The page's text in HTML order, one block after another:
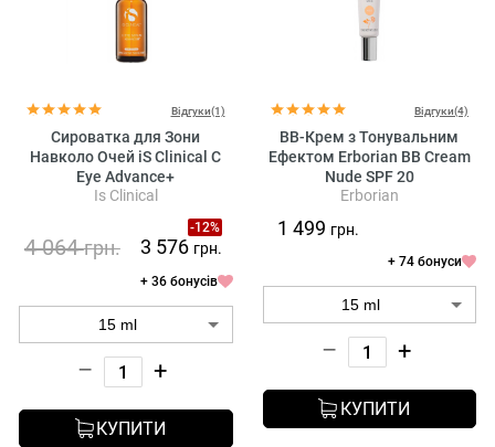
Відгуки(1)
Сироватка для Зони
Навколо Очей iS Clinical C
Eye Advance+
Is Clinical
-12%
4 064грн. 3 576 грн.
+ 36 бонусів
– +
КУПИТИ
Відгуки(4)
BB-Крем з Тонувальним
Ефектом Erborian BB Cream
Nude SPF 20
Erborian
1 499 грн.
+ 74 бонуси
– +
КУПИТИ